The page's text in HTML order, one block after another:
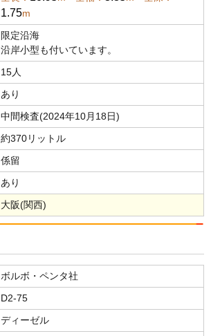
1.75m
限定沿海
沿岸小型も付いています。
15人
あり
中間検査(2024年10月18日)
約370リットル
係留
あり
大阪(関西)
ボルボ・ペンタ社
D2-75
ディーゼル